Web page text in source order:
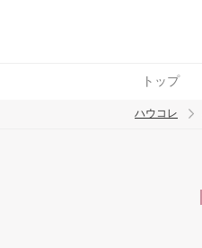
トップ
トレンド
ハウコレ